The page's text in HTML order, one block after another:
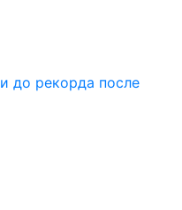
до рекорда после